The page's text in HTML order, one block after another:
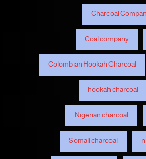
Charcoal
Coal company
Colombian Hookah Charcoal
hookah charcoal
Nigerian charcoal
Somali charcoal